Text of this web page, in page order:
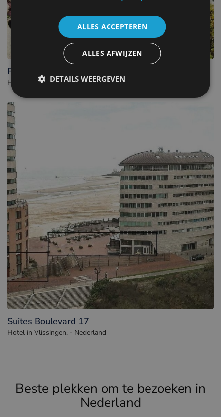
Fletcher Strandhotel Renesse
Hotel in Renesse. - Nederland
Suites Boulevard 17
Hotel in Vlissingen. - Nederland
Beste plekken om te bezoeken in
Nederland
ALLES ACCEPTEREN
ALLES AFWIJZEN
DETAILS WEERGEVEN